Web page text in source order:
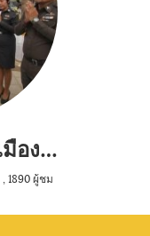
ด่านตรวจคนเข้าเมือง จ.เชียงราย
,1890 ผู้ชม